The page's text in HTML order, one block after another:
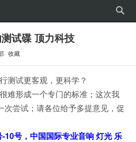
试碟 顶力科技
收藏
测试更客观，更科学？
难形成一个专门的标准；这次我
次尝试；请各位给予多提意见，促
10号，中国国际专业音响 灯光 乐